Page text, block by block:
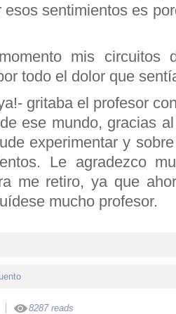
esos sentimientos es
mis circuitos
todo el dolor que
gritaba el profesor
ese mundo, gracias
experimentar y
Le agradezco
me retiro, ya que
mucho profesor.
8287 reads